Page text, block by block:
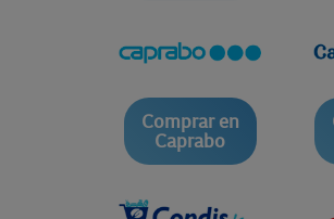
Comprar en
Caprabo